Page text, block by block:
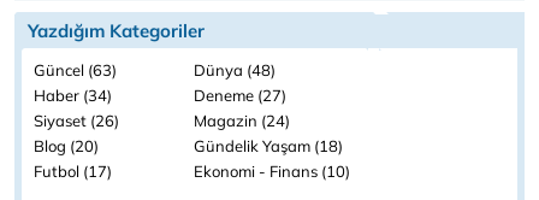
Yazdığım Kategoriler
Güncel (63)
Dünya (48)
Haber (34)
Deneme (27)
Siyaset (26)
Magazin (24)
Blog (20)
Gündelik Yaşam (18)
Futbol (17)
Ekonomi - Finans (10)